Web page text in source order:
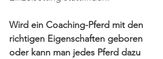
Wird ein Coaching-Pferd mit den
richtigen Eigenschaften geboren
oder kann man jedes Pferd dazu